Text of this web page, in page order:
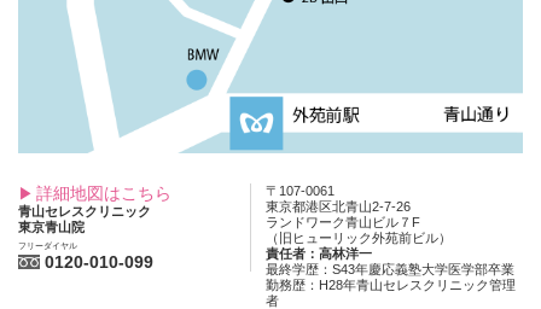
詳細地図はこちら
青山セレスクリニック
東京青山院
フリーダイヤル
0120-010-099
〒107-0061
東京都港区北青山2-7-26
ランドワーク青山ビル７F
（旧ヒューリック外苑前ビル）
責任者：高林洋一
最終学歴：S43年慶応義塾大学医学部卒業
勤務歴：H28年青山セレスクリニック管理
者